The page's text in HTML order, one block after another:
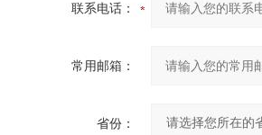
联系电话：
常用邮箱：
省份：